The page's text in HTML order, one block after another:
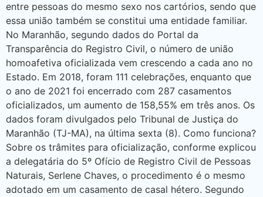
entre pessoas do mesmo sexo nos cartórios, sendo que
essa união também se constitui uma entidade familiar.
No Maranhão, segundo dados do Portal da
Transparência do Registro Civil, o número de união
homoafetiva oficializada vem crescendo a cada ano no
Estado. Em 2018, foram 111 celebrações, enquanto que
o ano de 2021 foi encerrado com 287 casamentos
oficializados, um aumento de 158,55% em três anos. Os
dados foram divulgados pelo Tribunal de Justiça do
Maranhão (TJ-MA), na última sexta (8). Como funciona?
Sobre os trâmites para oficialização, conforme explicou
a delegatária do 5º Ofício de Registro Civil de Pessoas
Naturais, Serlene Chaves, o procedimento é o mesmo
adotado em um casamento de casal hétero. Segundo